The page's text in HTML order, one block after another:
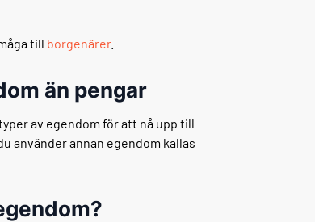
till borgenärer.
än pengar
av egendom för att nå upp till
använder annan egendom kallas